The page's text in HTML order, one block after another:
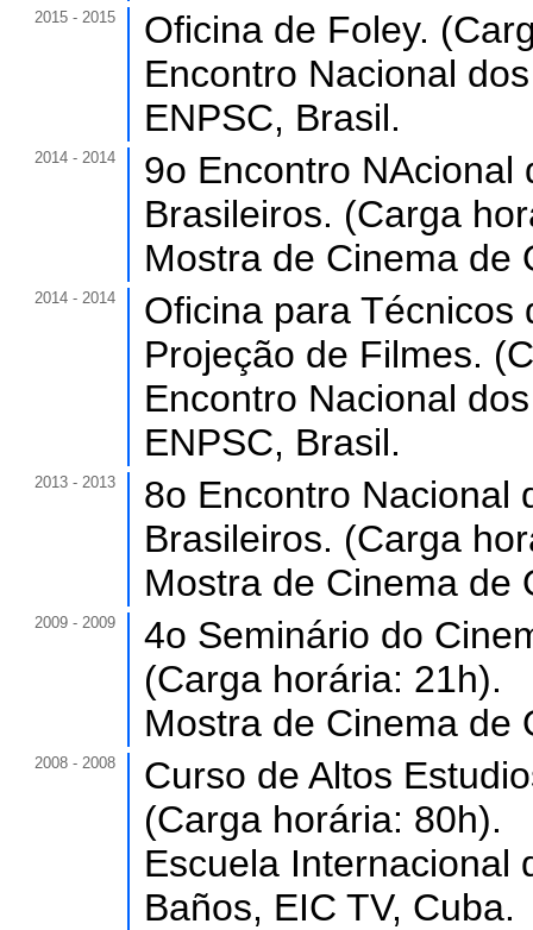
2015 - 2015
Oficina de Foley.
Encontro Nacional
ENPSC, Brasil.
2014 - 2014
9o Encontro NAcional
Brasileiros. (Carga
Mostra de Cinema de
2014 - 2014
Oficina para Técnicos
Projeção de Filmes.
Encontro Nacional
ENPSC, Brasil.
2013 - 2013
8o Encontro Nacional
Brasileiros. (Carga
Mostra de Cinema de
2009 - 2009
4o Seminário do
(Carga horária: 21h).
Mostra de Cinema de
2008 - 2008
Curso de Altos
(Carga horária: 80h).
Escuela Internacional
Baños, EIC TV, Cuba.